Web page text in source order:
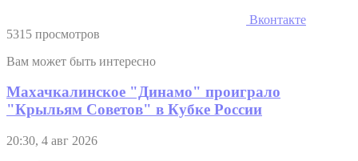
Вконтакте
5315 просмотров
Вам может быть интересно
Махачкалинское "Динамо" проиграло
"Крыльям Советов" в Кубке России
20:30, 4 авг 2026